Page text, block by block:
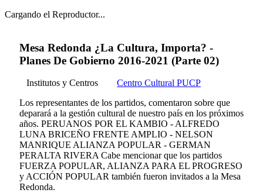
Cargando el Reproductor...
Mesa Redonda ¿La Cultura, Importa? -
Planes De Gobierno 2016-2021 (Parte 02)
Institutos y Centros
Centro Cultural PUCP
Los representantes de los partidos, comentaron sobre que
deparará a la gestión cultural de nuestro país en los próximos
años. PERUANOS POR EL KAMBIO - ALFREDO
LUNA BRICEÑO FRENTE AMPLIO - NELSON
MANRIQUE ALIANZA POPULAR - GERMAN
PERALTA RIVERA Cabe mencionar que los partidos
FUERZA POPULAR, ALIANZA PARA EL PROGRESO
y ACCIÓN POPULAR también fueron invitados a la Mesa
Redonda.